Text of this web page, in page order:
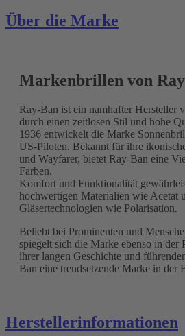
Über die Marke
Markenbrillen von
Ray-Ban ist ein namhafter Hersteller
durch einen zeitlosen Stil und hohe
1936 entwickelt die Marke
US-Piloten. Bekannt für ihre
und Wayfarer, bietet Ray-Ban eine
Farben.
Komfort und Funktionalität
hochwertigen Materialien wie Acetat
Gläsertechnologien wie Polarisation.
Beliebt bei Prominenten und
spiegelt sich die Marke ebenso in
ihrer langen Geschichte und
Ban eine trendsetzende Marke in der
Herstellerinformationen